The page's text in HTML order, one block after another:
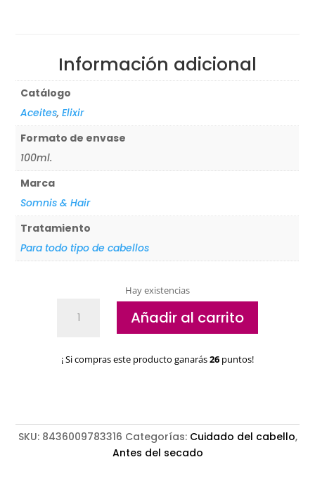
Información adicional
Catálogo
Aceites,Elixir
Formato de envase
100ml.
Marca
Somnis & Hair
Tratamiento
Para todo tipo de cabellos
Hay existencias
revitalizador
purificador
Añadir al carrito
¡ Si compras este producto ganarás26 puntos!
SKU: 8436009783316 Categorías: Cuidado del cabello,
Antes del secado